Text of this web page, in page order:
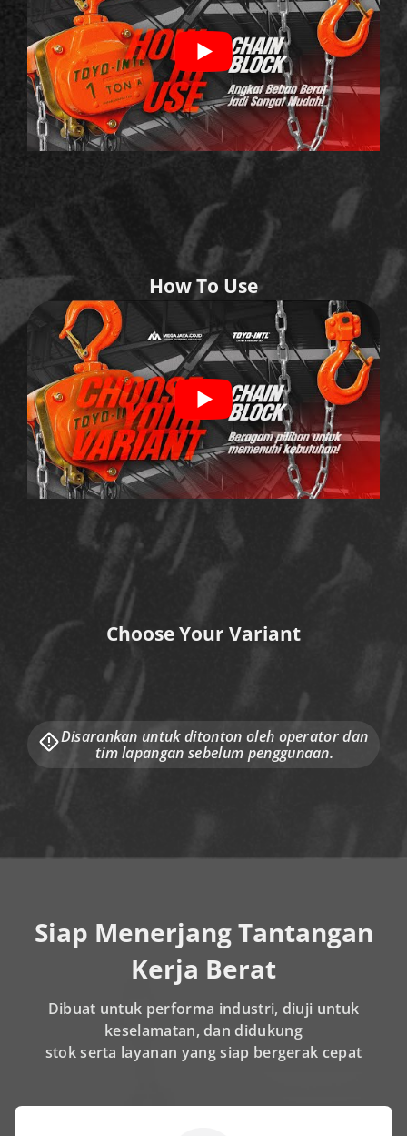
How To Use
Choose Your Variant
Disarankan untuk ditonton oleh operator dan
tim lapangan sebelum penggunaan.
Siap Menerjang Tantangan
Kerja Berat
Dibuat untuk performa industri, diuji untuk
keselamatan, dan didukung
stok serta layanan yang siap bergerak cepat